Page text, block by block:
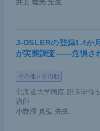
井上 徳光 先生
J-OSLERの登録1.4か
が実態調査――危惧さ
その他＞その他
北海道大学病院 臨床研修
講師
小野澤 真弘 先生